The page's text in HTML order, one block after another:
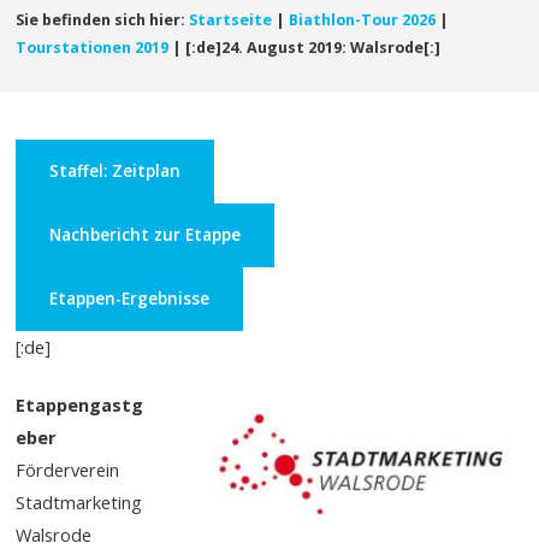
Sie befinden sich hier: Startseite | Biathlon-Tour 2026 |
Tourstationen 2019 | [:de]24. August 2019: Walsrode[:]
Staffel: Zeitplan
Nachbericht zur Etappe
Etappen-Ergebnisse
[:de]
Etappengastg
eber
Förderverein
Stadtmarketing
Walsrode